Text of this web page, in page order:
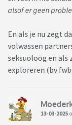
alsof er geen
En als je nu zegt
volwassen
seksuoloog en als
exploreren (bv
13-03-2025